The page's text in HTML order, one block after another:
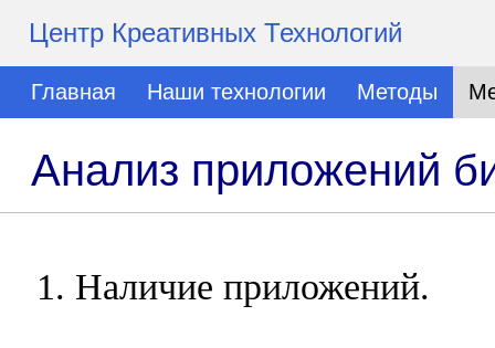
Центр Креативных Технологий
Главная Наши технологии Методы
Анализ приложений
Наличие приложений.